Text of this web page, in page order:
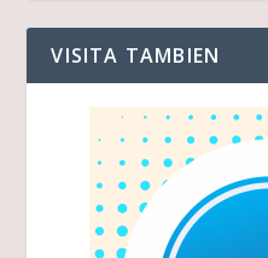
VISITA TAMBIEN